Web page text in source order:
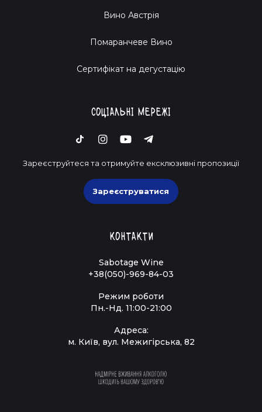
Вино Австрія
Помаранчеве Вино
Cертифікат на дегустацію
Соціальні мережі
Зареєструйтеся та отримуйте ексклюзивні пропозиції
Зареєструватися
Контакти
Sabotage Wine
+38(050)-969-84-03
Режим роботи
Пн.-Нд. 11:00-21:00
Адреса:
м. Київ, вул. Межигірська, 82